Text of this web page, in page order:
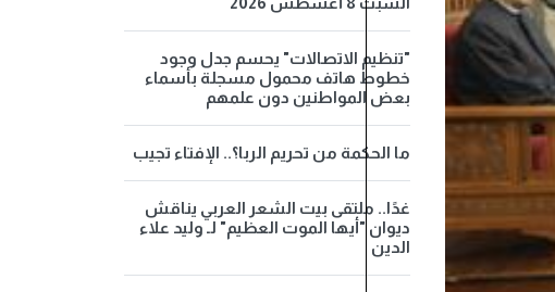
"تنظيم الاتصالات" يحسم جدل وجود
خطوط هاتف محمول مسجلة بأسماء
بعض المواطنين دون علمهم
ما الحكمة من تحريم الربا؟.. الإفتاء تجيب
غدًا.. ملتقى بيت الشعر العربي يناقش
ديوان "أيها الموت العظيم" لـ وليد علاء
الدين